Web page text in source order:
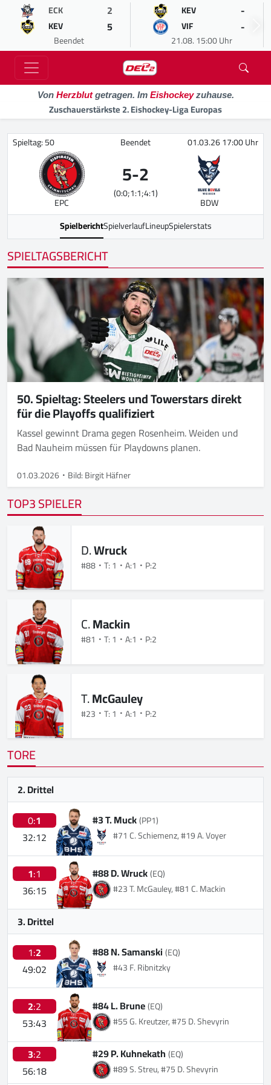
ECK 2
KEV 5
Beendet
KEV -
VIF -
21.08. 15:00 Uhr
Von Herzblutgetragen. Im Eishockeyzuhause.
Zuschauerstärkste 2. Eishockey-Liga Europas
Spieltag: 50 Beendet 01.03.26 17:00 Uhr
EPC
5-2
(0:0;1:1;4:1)
BDW
SpielberichtSpielverlaufLineupSpielerstats
SPIELTAGSBERICHT
50. Spieltag: Steelers und Towerstars direkt
für die Playoffs qualifiziert
Kassel gewinnt Drama gegen Rosenheim. Weiden und
Bad Nauheim müssen für Playdowns planen.
01.03.2026 Bild: Birgit Häfner
TOP3 SPIELER
D.Wruck
#88 T: 1 A:1 P:2
C.Mackin
#81 T: 1 A:1 P:2
T.McGauley
#23 T: 1 A:1 P:2
TORE
2. Drittel
0:1
32:12
#3 T. Muck(PP1)
#71 C. Schiemenz, #19 A. Voyer
1:1
36:15
#88 D. Wruck(EQ)
#23 T. McGauley, #81 C. Mackin
3. Drittel
1:2
49:02
#88 N. Samanski(EQ)
#43 F. Ribnitzky
2:2
53:43
#84 L. Brune(EQ)
#55 G. Kreutzer, #75 D. Shevyrin
3:2
56:18
#29 P. Kuhnekath(EQ)
#89 S. Streu, #75 D. Shevyrin